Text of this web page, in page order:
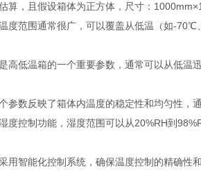
算，且假设箱体为正方体， 尺寸：
度范围通常很广，可以覆盖从低温（如-
高低温箱的一个重要参数，通常可以从低温
参数反映了箱体内温度的稳定性和均匀性
度控制功能，湿度范围可以从20%RH到
用智能化控制系统，确保温度控制的精确性和